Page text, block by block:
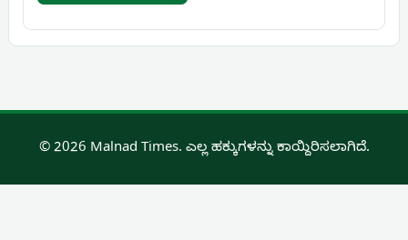
© 2026 Malnad Times. ಎಲ್ಲ ಹಕ್ಕುಗಳನ್ನು ಕಾಯ್ದಿರಿಸಲಾಗಿದೆ.